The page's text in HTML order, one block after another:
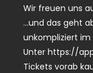
Wir freuen uns
…und das geht
unkompliziert
Unter https://
Tickets vorab